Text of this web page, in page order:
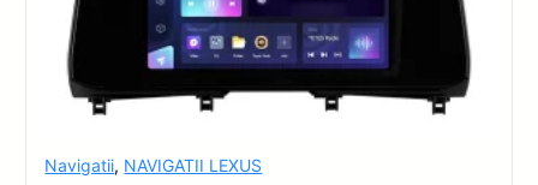
Navigatii, NAVIGATII LEXUS